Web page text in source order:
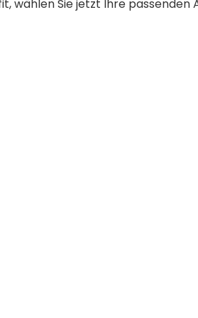
wählen Sie jetzt Ihre passenden